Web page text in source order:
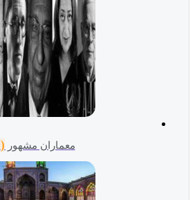
معماران مشهور (110)